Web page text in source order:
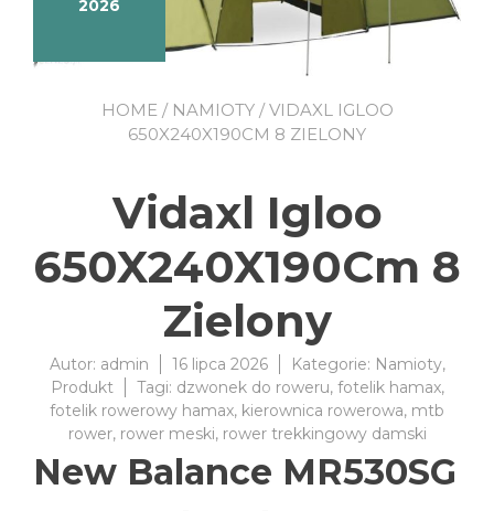
2026
HOME/ NAMIOTY/ VIDAXL IGLOO
650X240X190CM 8 ZIELONY
Vidaxl Igloo
650X240X190Cm 8
Zielony
Autor: admin 16 lipca 2026 Kategorie: Namioty,
Produkt
Tagi: dzwonek do roweru, fotelik hamax,
fotelik rowerowy hamax, kierownica rowerowa, mtb
rower, rower meski, rower trekkingowy damski
New Balance MR530SG